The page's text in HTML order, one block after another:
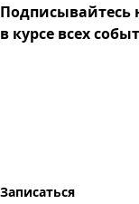
Подписывайтесь
в курсе всех
Записаться